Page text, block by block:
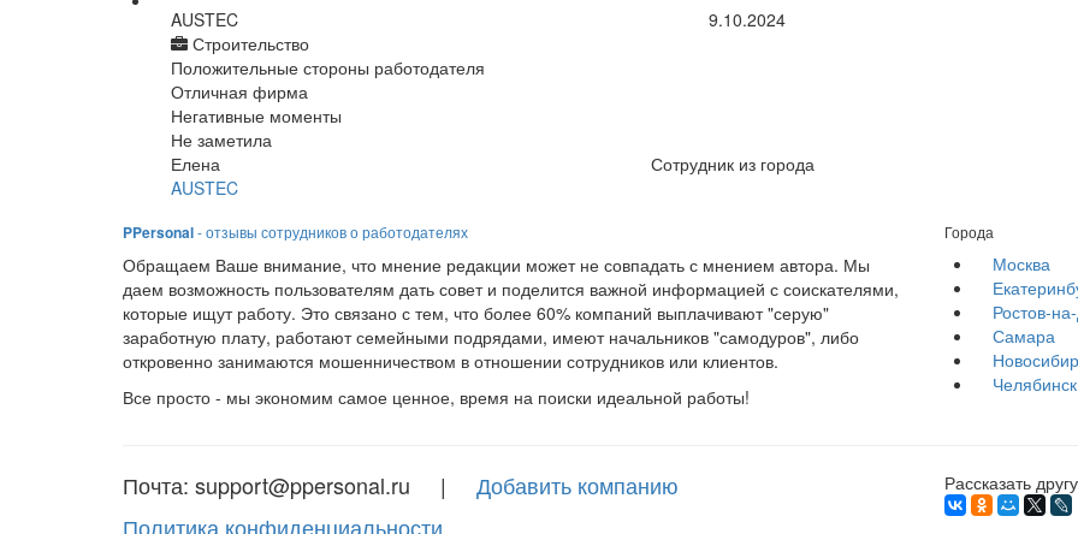
AUSTEC
Строительство
9.10.2024
Положительные стороны работодателя
Отличная фирма
Негативные моменты
Не заметила
Елена
Сотрудник из города
AUSTEC
PPersonal- отзывы сотрудников о работодателях
Обращаем Ваше внимание, что мнение редакции может не совпадать с мнением автора. Мы
даем возможность пользователям дать совет и поделится важной информацией с соискателями,
которые ищут работу. Это связано с тем, что более 60% компаний выплачивают "серую"
заработную плату, работают семейными подрядами, имеют начальников "самодуров", либо
откровенно занимаются мошенничеством в отношении сотрудников или клиентов.
Все просто - мы экономим самое ценное, время на поиски идеальной работы!
Города
Москва
Ростов-
Самара
Челябинск
Почта: support@ppersonal.ru | Добавить компанию
Политика конфиденциальности
Рассказать